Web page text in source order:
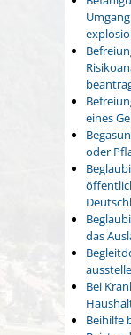
eines
oder
das
Bei
Beihilfe